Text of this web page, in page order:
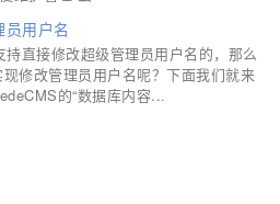
用户名
直接修改超级管理员用户名的，那么
修改管理员用户名呢？下面我们就来
的“数据库内容...